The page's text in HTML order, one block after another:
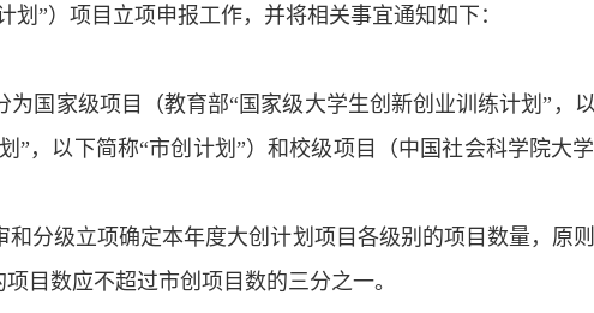
划”）项目立项申报工作，并将相关事宜通知如下：
国家级项目（教育部“国家级大学生创新创业训练计划”，
”，以下简称“市创计划”）和校级项目（中国社会科学院大
分级立项确定本年度大创计划项目各级别的项目数量，原
目数应不超过市创项目数的三分之一。